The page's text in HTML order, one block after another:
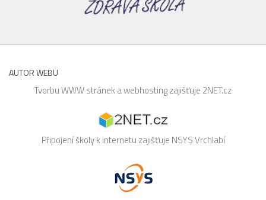
AUTOR WEBU
Tvorbu WWW stránek a webhosting zajišťuje 2NET.cz
Připojení školy k internetu zajišťuje NSYSVrchlabí